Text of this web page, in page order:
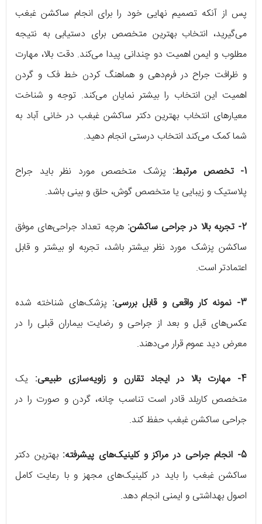
پس از آنکه تصمیم نهایی خود را برای انجام ساکشن غبغب
می‌گیرید، انتخاب بهترین متخصص برای دستیابی به نتیجه
مطلوب و ایمن اهمیت دو چندانی پیدا می‌کند. دقت بالا، مهارت
و ظرافت جراح در فرم‌دهی و هماهنگ کردن خط فک و گردن
اهمیت این انتخاب را بیشتر نمایان می‌کند. توجه و شناخت
معیارهای انتخاب بهترین دکتر ساکشن غبغب در خانی آباد به
شما کمک می‌کند انتخاب درستی انجام دهید.
1- تخصص مرتبط:
پزشک متخصص مورد نظر باید جراح
پلاستیک و زیبایی یا متخصص گوش، حلق و بینی باشد.
2- تجربه بالا در جراحی ساکشن:
هرچه تعداد جراحی‌های موفق
ساکشن پزشک مورد نظر بیشتر باشد، تجربه او بیشتر و قابل
اعتمادتر است.
3- نمونه کار واقعی و قابل بررسی:
پزشک‌های شناخته شده
عکس‌های قبل و بعد از جراحی و رضایت بیماران قبلی را در
معرض دید عموم قرار می‌دهند.
4- مهارت بالا در ایجاد تقارن و زاویه‌سازی طبیعی:
یک
متخصص کاربلد قادر است تناسب چانه، گردن و صورت را در
جراحی ساکشن غبغب حفظ کند.
5- انجام جراحی در مراکز و کلینیک‌های پیشرفته:
بهترین دکتر
ساکشن غبغب را باید در کلینیک‌های مجهز و با رعایت کامل
اصول بهداشتی و ایمنی انجام دهد.